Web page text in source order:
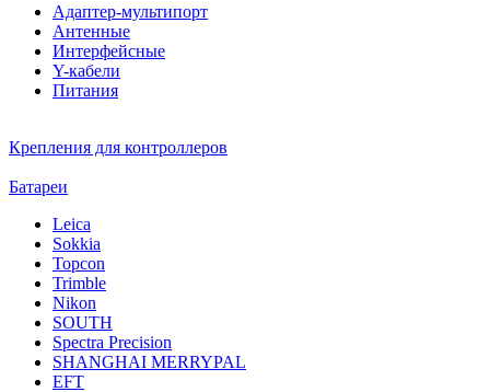
Адаптер-мультипорт
Антенные
Интерфейсные
Y-кабели
Питания
Крепления для контроллеров
Батареи
Leica
Sokkia
Topcon
Trimble
Nikon
SOUTH
Spectra Precision
SHANGHAI MERRYPAL
EFT